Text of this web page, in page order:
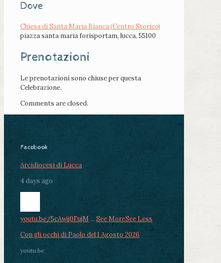
Dove
Chiesa di Santa Maria Bianca (Centro Storico)
piazza santa maria forisportam, lucca, 55100
Prenotazioni
Le prenotazioni sono chiuse per questa
Celebrazione.
Comments are closed.
Facebook
Arcidiocesi di Lucca
4 days ago
youtu.be/5cAwjj0FujM ... See MoreSee Less
Con gli occhi di Paolo del 1 Agosto 2026
youtu.be